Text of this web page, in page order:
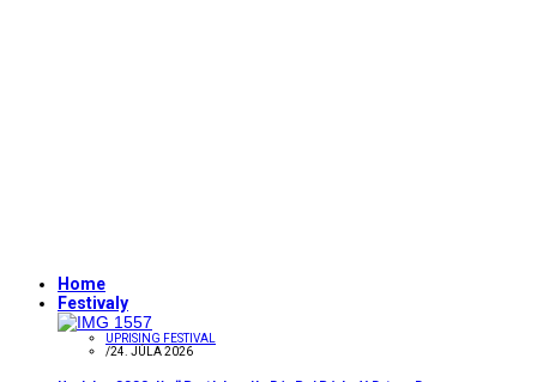
Home
Festivaly
UPRISING FESTIVAL
/24. JÚLA 2026